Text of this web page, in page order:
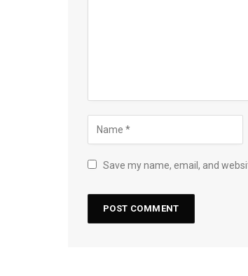
Save my name, email, and